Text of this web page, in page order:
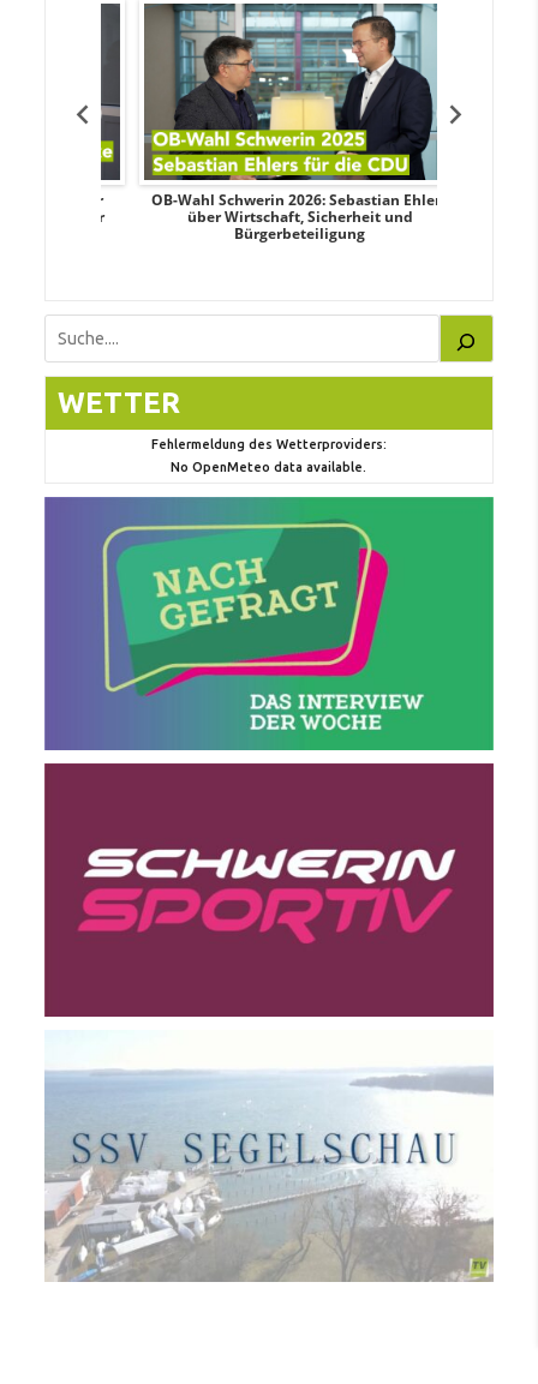
OB-Wahl Schwerin 2026: Sebastian Ehlers
über Wirtschaft, Sicherheit und
Bürgerbeteiligung
Suchen
WETTER
Fehlermeldung des Wetterproviders:
No OpenMeteo data available.